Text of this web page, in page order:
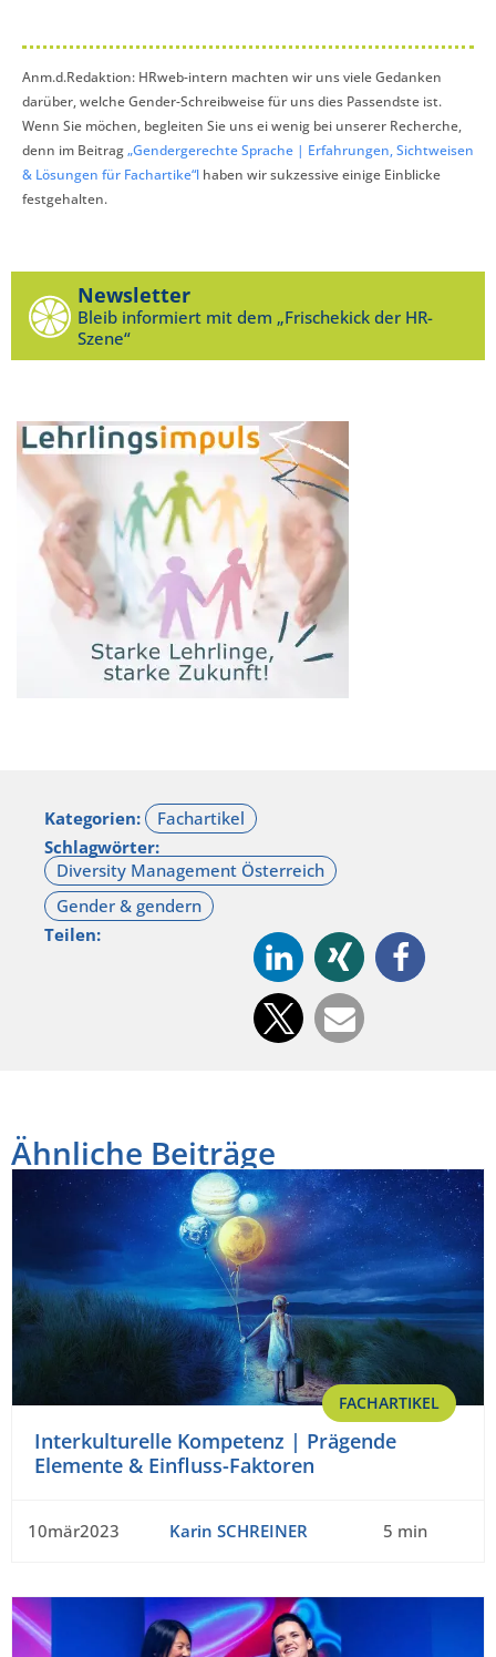
Anm.d.Redaktion: HRweb-intern machten wir uns viele Gedanken
darüber, welche Gender-Schreibweise für uns dies Passendste ist.
Wenn Sie möchen, begleiten Sie uns ei wenig bei unserer Recherche,
denn im Beitrag„Gendergerechte Sprache | Erfahrungen, Sichtweisen
& Lösungen für Fachartike“l haben wir sukzessive einige Einblicke
festgehalten.
Newsletter
Bleib informiert mit dem „Frischekick der HR-
Szene“
Kategorien:
Schlagwörter:
Teilen:
Ähnliche Beiträge
FACHARTIKEL
Interkulturelle Kompetenz | Prägende
Elemente & Einfluss-Faktoren
10mär2023 Karin SCHREINER 5 min